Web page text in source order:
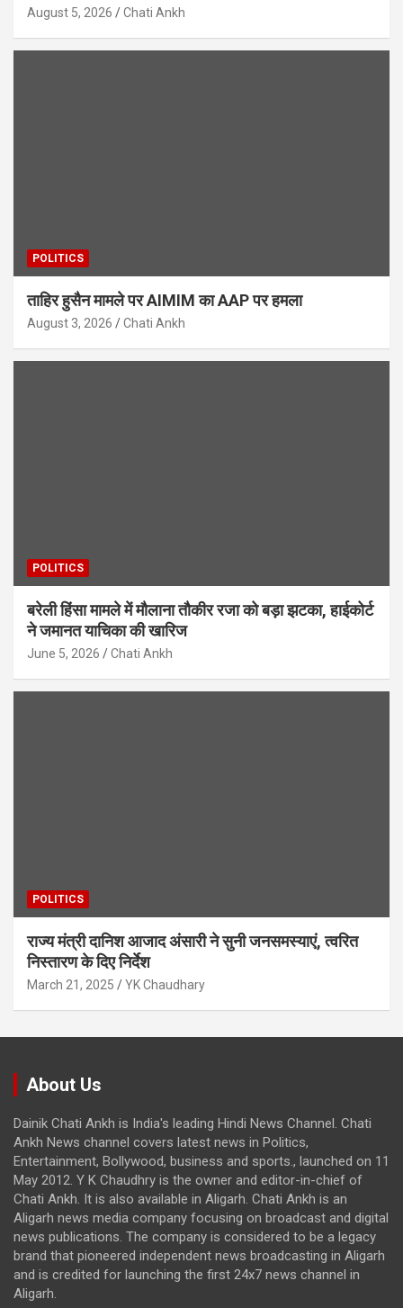
August 5, 2026 Chati Ankh
POLITICS
ताहिर हुसैन मामले पर AIMIM का AAP पर हमला
August 3, 2026 Chati Ankh
POLITICS
बरेली हिंसा मामले में मौलाना तौकीर रजा को बड़ा झटका, हाईकोर्ट
ने जमानत याचिका की खारिज
June 5, 2026 Chati Ankh
POLITICS
राज्य मंत्री दानिश आजाद अंसारी ने सुनी जनसमस्याएं, त्वरित
निस्तारण के दिए निर्देश
March 21, 2025 YK Chaudhary
About Us
Dainik Chati Ankh is India's leading Hindi News Channel. Chati
Ankh News channel covers latest news in Politics,
Entertainment, Bollywood, business and sports., launched on 11
May 2012. Y K Chaudhry is the owner and editor-in-chief of
Chati Ankh. It is also available in Aligarh. Chati Ankh is an
Aligarh news media company focusing on broadcast and digital
news publications. The company is considered to be a legacy
brand that pioneered independent news broadcasting in Aligarh
and is credited for launching the first 24x7 news channel in
Aligarh.